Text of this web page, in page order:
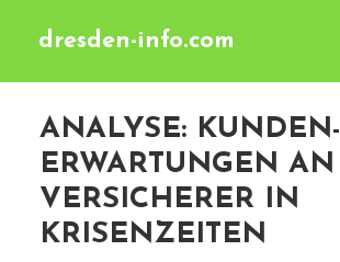
dresden-info.com
ANALYSE: KUNDEN-
ERWARTUNGEN AN
VERSICHERER IN
KRISENZEITEN